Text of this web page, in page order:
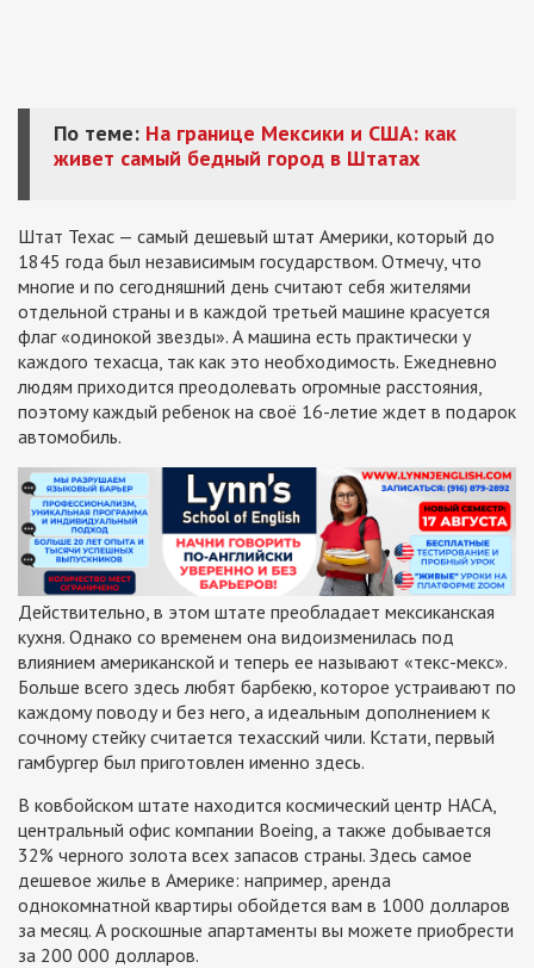
По теме: На границе Мексики и США: как
живет самый бедный город в Штатах
Штат Техас — самый дешевый штат Америки, который до
1845 года был независимым государством. Отмечу, что
многие и по сегодняшний день считают себя жителями
отдельной страны и в каждой третьей машине красуется
флаг «одинокой звезды». А машина есть практически у
каждого техасца, так как это необходимость. Ежедневно
людям приходится преодолевать огромные расстояния,
поэтому каждый ребенок на своё 16-летие ждет в подарок
автомобиль.
Действительно, в этом штате преобладает мексиканская
кухня. Однако со временем она видоизменилась под
влиянием американской и теперь ее называют «текс-мекс».
Больше всего здесь любят барбекю, которое устраивают по
каждому поводу и без него, а идеальным дополнением к
сочному стейку считается техасский чили. Кстати, первый
гамбургер был приготовлен именно здесь.
В ковбойском штате находится космический центр НАСА,
центральный офис компании Boeing, а также добывается
32% черного золота всех запасов страны. Здесь самое
дешевое жилье в Америке: например, аренда
однокомнатной квартиры обойдется вам в 1000 долларов
за месяц. А роскошные апартаменты вы можете приобрести
за 200 000 долларов.